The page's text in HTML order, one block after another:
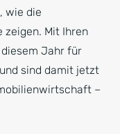
wie die
zeigen. Mit Ihren
Jahr für
sind damit jetzt
–